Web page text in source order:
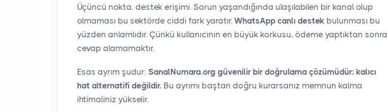
Üçüncü nokta, destek erişimi. Sorun yaşandığında ulaşılabilen bir kanal olup
olmaması bu sektörde ciddi fark yaratır. WhatsApp canlı destek bulunması bu
yüzden anlamlıdır. Çünkü kullanıcının en büyük korkusu, ödeme yaptıktan sonra
cevap alamamaktır.
Esas ayrım şudur: SanalNumara.org güvenilir bir doğrulama çözümüdür; kalıcı
hat alternatifi değildir. Bu ayrımı baştan doğru kurarsanız memnun kalma
ihtimaliniz yükselir.